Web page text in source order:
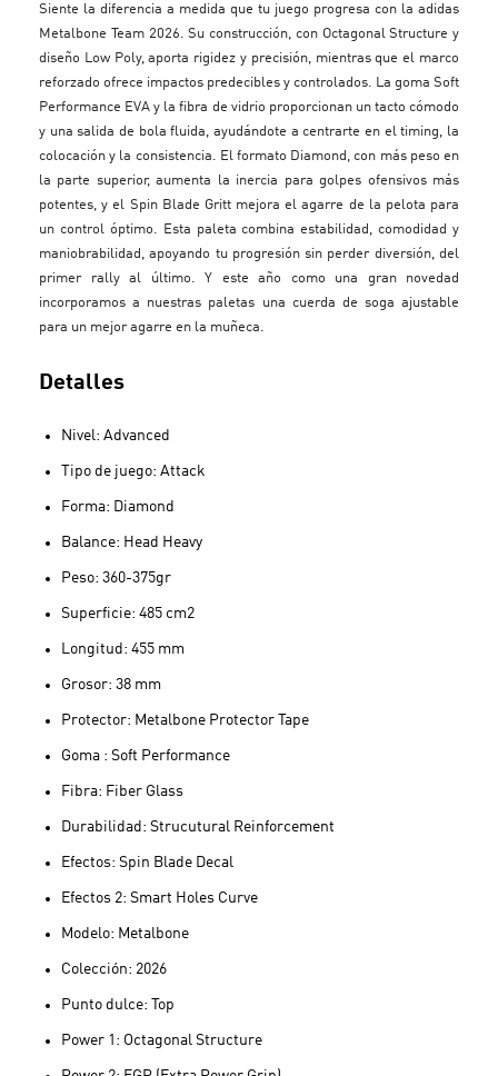
Siente la diferencia a medida que tu juego progresa con la adidas
Metalbone Team 2026. Su construcción, con Octagonal Structure y
diseño Low Poly, aporta rigidez y precisión, mientras que el marco
reforzado ofrece impactos predecibles y controlados. La goma Soft
Performance EVA y la fibra de vidrio proporcionan un tacto cómodo
y una salida de bola fluida, ayudándote a centrarte en el timing, la
colocación y la consistencia. El formato Diamond, con más peso en
la parte superior, aumenta la inercia para golpes ofensivos más
potentes, y el Spin Blade Gritt mejora el agarre de la pelota para
un control óptimo. Esta paleta combina estabilidad, comodidad y
maniobrabilidad, apoyando tu progresión sin perder diversión, del
primer rally al último. Y este año como una gran novedad
incorporamos a nuestras paletas una cuerda de soga ajustable
para un mejor agarre en la muñeca.
Detalles
Nivel: Advanced
Tipo de juego: Attack
Forma: Diamond
Balance: Head Heavy
Peso: 360-375gr
Superficie: 485 cm2
Longitud: 455 mm
Grosor: 38 mm
Protector: Metalbone Protector Tape
Goma : Soft Performance
Fibra: Fiber Glass
Durabilidad: Strucutural Reinforcement
Efectos: Spin Blade Decal
Efectos 2: Smart Holes Curve
Modelo: Metalbone
Colección: 2026
Punto dulce: Top
Power 1: Octagonal Structure